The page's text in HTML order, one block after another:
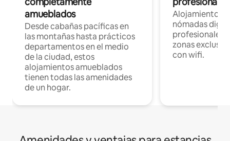
amueblados
Desde cabañas pacíficas en
las montañas hasta prácticos
departamentos en el medio
de la ciudad, estos
alojamientos amueblados
tienen todas las amenidades
de un hogar.
Alojamientos
nómadas
profesionales
zonas
con wifi.